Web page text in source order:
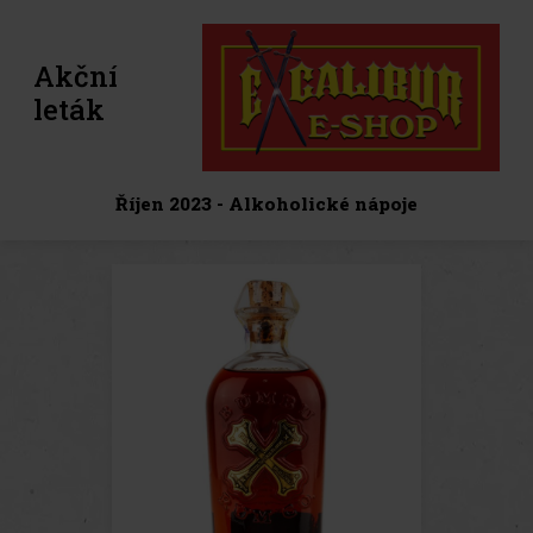
Akční
leták
Říjen 2023 - Alkoholické nápoje